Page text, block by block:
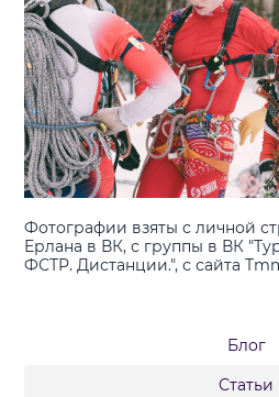
Фотографии взяты с личной
Ерлана в ВК, с группы в ВК
ФСТР. Дистанции.", с сайта
Блог
Статьи